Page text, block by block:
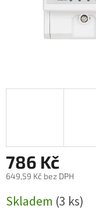
786 Kč
649,59 Kč bez DPH
cena:
Skladem (3 ks)